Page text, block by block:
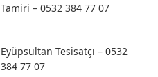
Tamiri – 0532 384 77 07
Eyüpsultan Tesisatçı – 0532
384 77 07